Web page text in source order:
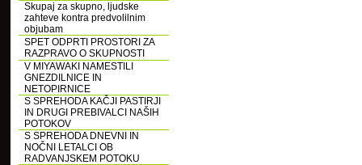
Skupaj za skupno, ljudske
zahteve kontra predvolilnim
objubam
SPET ODPRTI PROSTORI ZA
RAZPRAVO O SKUPNOSTI
V MIYAWAKI NAMESTILI
GNEZDILNICE IN
NETOPIRNICE
S SPREHODA KAČJI PASTIRJI
IN DRUGI PREBIVALCI NAŠIH
POTOKOV
S SPREHODA DNEVNI IN
NOČNI LETALCI OB
RADVANJSKEM POTOKU